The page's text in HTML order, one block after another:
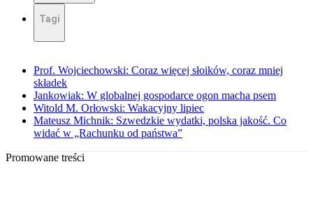
Tagi
Prof. Wojciechowski: Coraz więcej słoików, coraz mniej
składek
Jankowiak: W globalnej gospodarce ogon macha psem
Witold M. Orłowski: Wakacyjny lipiec
Mateusz Michnik: Szwedzkie wydatki, polska jakość. Co
widać w „Rachunku od państwa”
Promowane treści